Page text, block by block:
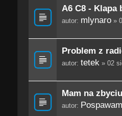
A6 C8 - Klapa
autor: mlynaro»
Problem z
autor: tetek» 02
Mam na
autor: